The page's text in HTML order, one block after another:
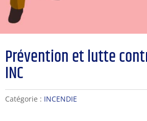
Prévention et lutte
INC
Catégorie : INCENDIE